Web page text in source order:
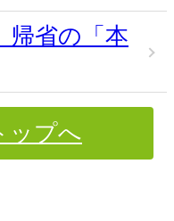
帰省の「本
ップへ